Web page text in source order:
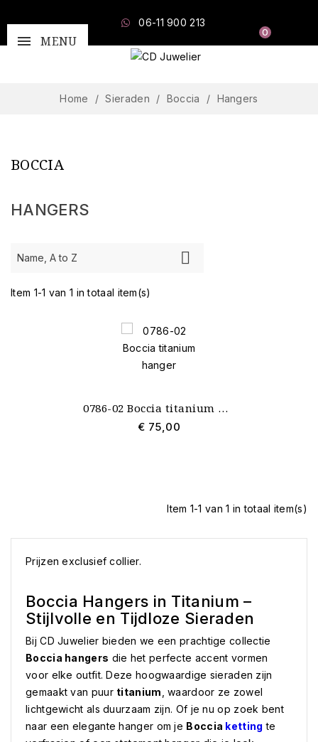
06-11 900 213
MENU
0
Home Sieraden Boccia Hangers
BOCCIA
HANGERS
Name, A to Z 
Item 1-1 van 1 in totaal item(s)
0786-02 Boccia titanium hanger
€ 75,00
Item 1-1 van 1 in totaal item(s)
Prijzen exclusief collier.
Boccia Hangers in Titanium –
Stijlvolle en Tijdloze Sieraden
Bij CD Juwelier bieden we een prachtige collectie
Boccia hangers die het perfecte accent vormen
voor elke outfit. Deze hoogwaardige sieraden zijn
gemaakt van puur titanium , waardoor ze zowel
lichtgewicht als duurzaam zijn. Of je nu op zoek bent
naar een elegante hanger om je Boccia ketting te